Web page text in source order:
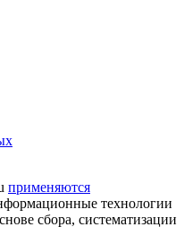
применяются
технологии
сбора, систематизации